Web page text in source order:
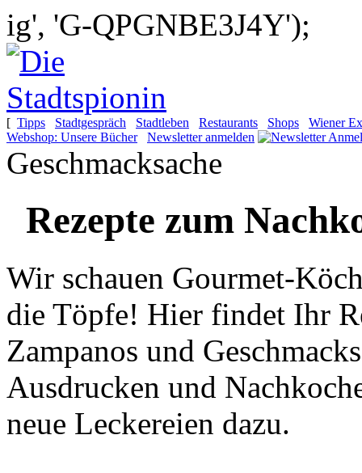
ig', 'G-QPGNBE3J4Y');
[ Tipps Stadtgespräch Stadtleben Restaurants Shops
Wiener
Webshop: Unsere Bücher
Newsletter anmelden
Geschmacksache
Rezepte zum
Wir schauen Gourmet-
die Töpfe! Hier findet Ihr
Zampanos und
Ausdrucken und
neue Leckereien dazu.